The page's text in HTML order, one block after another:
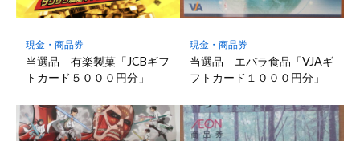
現金・商品券
当選品 有楽製菓「JCBギフ
トカード５０００円分」
現金・商品券
当選品 エバラ食品「VJAギ
フトカード１０００円分」